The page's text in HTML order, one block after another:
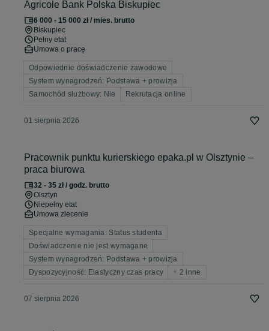
Agricole Bank Polska Biskupiec
6 000 - 15 000 zł / mies. brutto
Biskupiec
Pełny etat
Umowa o pracę
Odpowiednie doświadczenie zawodowe
System wynagrodzeń: Podstawa + prowizja
Samochód służbowy: Nie
Rekrutacja online
01 sierpnia 2026
Pracownik punktu kurierskiego epaka.pl w Olsztynie –
praca biurowa
32 - 35 zł / godz. brutto
Olsztyn
Niepełny etat
Umowa zlecenie
Specjalne wymagania: Status studenta
Doświadczenie nie jest wymagane
System wynagrodzeń: Podstawa + prowizja
Dyspozycyjność: Elastyczny czas pracy
+ 2 inne
07 sierpnia 2026